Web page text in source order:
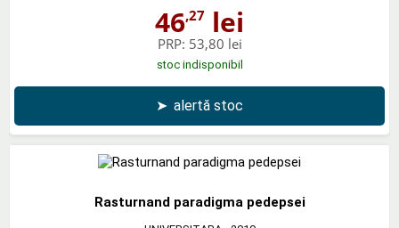
46,27 lei
PRP: 53,80 lei
stoc indisponibil
➤ alertă stoc
Rasturnand paradigma pedepsei